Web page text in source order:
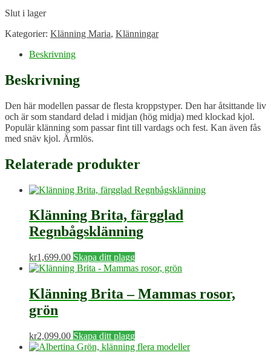
Slut i lager
Kategorier: Klänning Maria, Klänningar
Beskrivning
Beskrivning
Den här modellen passar de flesta kroppstyper. Den har åtsittande liv
och är som standard delad i midjan (hög midja) med klockad kjol.
Populär klänning som passar fint till vardags och fest. Kan även fås
med snäv kjol. Ärmlös.
Relaterade produkter
Klänning Brita, färgglad
Regnbågsklänning
kr1,699.00 Skapa ditt plagg
Klänning Brita – Mammas rosor,
grön
kr2,099.00 Skapa ditt plagg